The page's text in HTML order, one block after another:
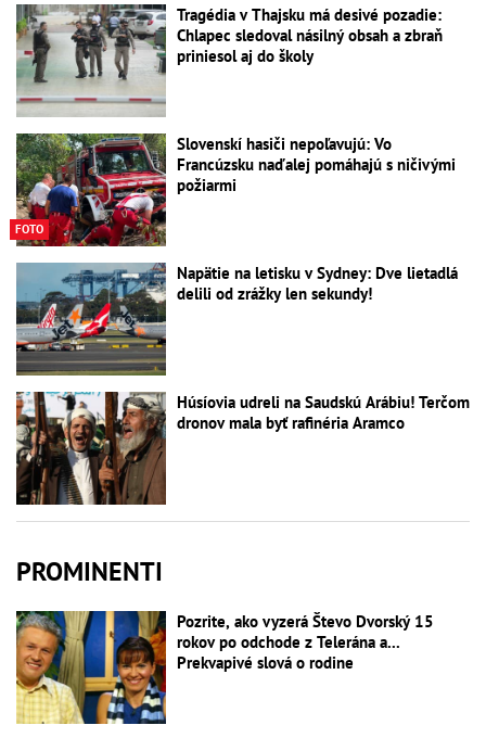
Tragédia v Thajsku má desivé pozadie:
Chlapec sledoval násilný obsah a zbraň
priniesol aj do školy
FOTO
Slovenskí hasiči nepoľavujú: Vo
Francúzsku naďalej pomáhajú s ničivými
požiarmi
Napätie na letisku v Sydney: Dve lietadlá
delili od zrážky len sekundy!
Húsíovia udreli na Saudskú Arábiu! Terčom
dronov mala byť rafinéria Aramco
PROMINENTI
Pozrite, ako vyzerá Števo Dvorský 15
rokov po odchode z Telerána a...
Prekvapivé slová o rodine